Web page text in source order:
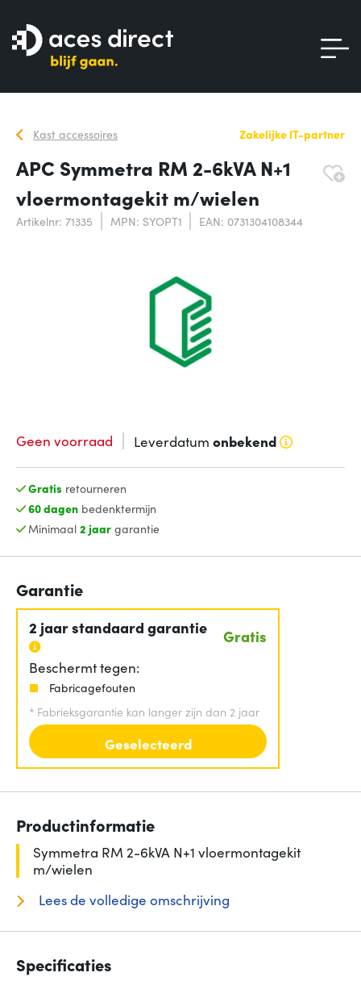
Kast accessoires Zakelijke IT-partner
APC Symmetra RM 2-6kVA N+1
vloermontagekit m/wielen
Artikelnr: 71335 MPN: SYOPT1 EAN: 0731304108344
Geen voorraad Leverdatum onbekend
Gratis retourneren
60 dagenbedenktermijn
Minimaal 2 jaargarantie
Garantie
2 jaar standaard garantie Gratis
Beschermt tegen:
Fabricagefouten
* Fabrieksgarantie kan langer zijn dan 2 jaar
Geselecteerd
Productinformatie
Symmetra RM 2-6kVA N+1 vloermontagekit
m/wielen
Lees de volledige omschrijving
Specificaties